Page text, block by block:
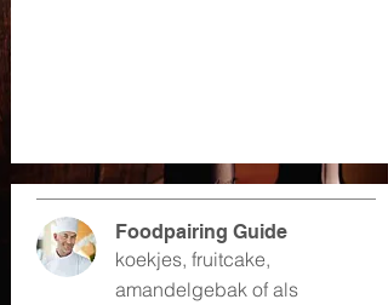
koekjes, fruitcake,
amandelgebak of als
Foodpairing Guide